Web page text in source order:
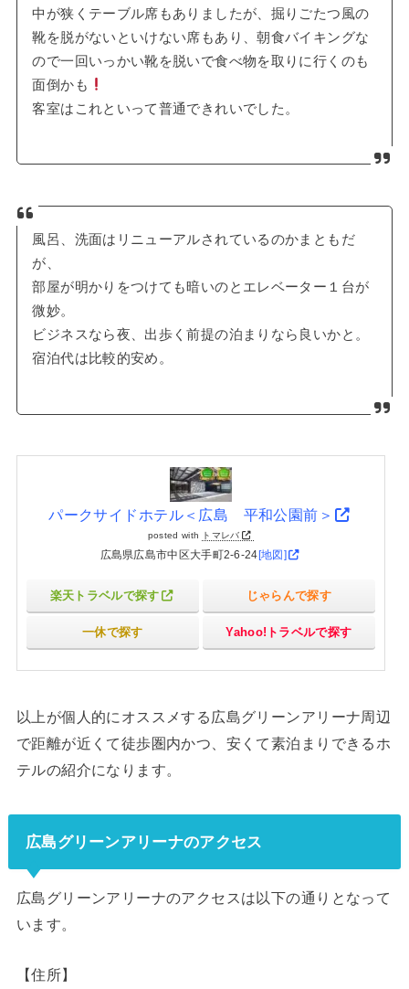
中が狭くテーブル席もありましたが、掘りごたつ風の
靴を脱がないといけない席もあり、朝食バイキングな
ので一回いっかい靴を脱いで食べ物を取りに行くのも
面倒かも
客室はこれといって普通できれいでした。
風呂、洗面はリニューアルされているのかまともだ
が、
部屋が明かりをつけても暗いのとエレベーター１台が
微妙。
ビジネスなら夜、出歩く前提の泊まりなら良いかと。
宿泊代は比較的安め。
パークサイドホテル＜広島 平和公園前＞
posted with トマレバ
広島県広島市中区大手町2-6-24 [地図]
楽天トラベルで探す じゃらんで探す
一休で探す Yahoo!トラベルで探す
以上が個人的にオススメする広島グリーンアリーナ周辺
で距離が近くて徒歩圏内かつ、安くて素泊まりできるホ
テルの紹介になります。
広島グリーンアリーナのアクセス
広島グリーンアリーナのアクセスは以下の通りとなって
います。
【住所】